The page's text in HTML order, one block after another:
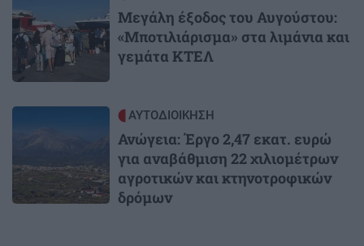
Μεγάλη έξοδος του Αυγούστου:
«Μποτιλιάρισμα» στα λιμάνια και
γεμάτα ΚΤΕΛ
ΑΥΤΟΔΙΟΙΚΗΣΗ
Ανώγεια: Έργο 2,47 εκατ. ευρώ
για αναβάθμιση 22 χιλιομέτρων
αγροτικών και κτηνοτροφικών
δρόμων